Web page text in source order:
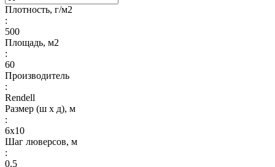
Плотность, г/м2
:
500
Площадь, м2
:
60
Производитель
:
Rendell
Размер (ш х д), м
:
6х10
Шаг люверсов, м
:
0,5